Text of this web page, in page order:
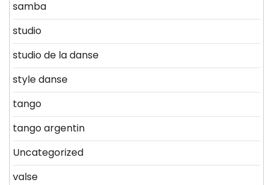
samba
studio
studio de la danse
style danse
tango
tango argentin
Uncategorized
valse